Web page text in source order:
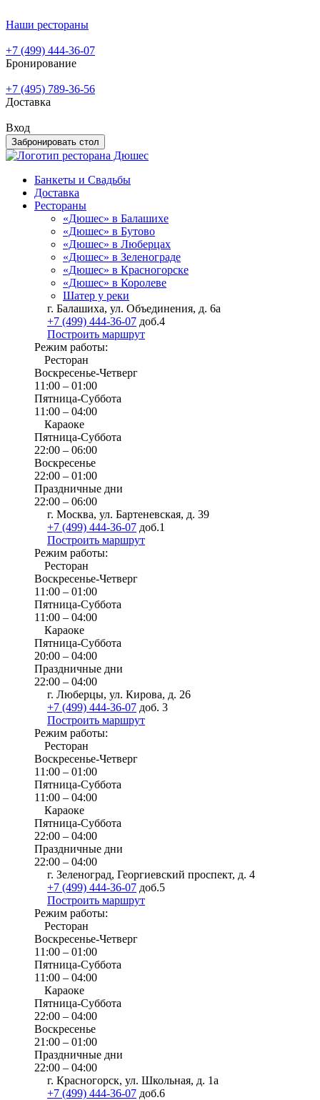
Наши рестораны
+7 (499) 444-36-07
Бронирование
+7 (495) 789-36-56
Доставка
Вход
Забронировать стол
Банкеты и Свадьбы
Доставка
Рестораны
«Дюшес» в Балашихе
«Дюшес» в Бутово
«Дюшес» в Люберцах
«Дюшес» в Зеленограде
«Дюшес» в Красногорске
«Дюшес» в Королеве
Шатер у реки
г. Балашиха, ул. Объединения, д. 6а
+7 (499) 444-36-07 доб.4
Построить маршрут
Режим работы:
Ресторан
Воскресенье-Четверг
11:00 – 01:00
Пятница-Суббота
11:00 – 04:00
Караоке
Пятница-Суббота
22:00 – 06:00
Воскресенье
22:00 – 01:00
Праздничные дни
22:00 – 06:00
г. Москва, ул. Бартеневская, д. 39
+7 (499) 444-36-07 доб.1
Построить маршрут
Режим работы:
Ресторан
Воскресенье-Четверг
11:00 – 01:00
Пятница-Суббота
11:00 – 04:00
Караоке
Пятница-Суббота
20:00 – 04:00
Праздничные дни
22:00 – 04:00
г. Люберцы, ул. Кирова, д. 26
+7 (499) 444-36-07 доб. 3
Построить маршрут
Режим работы:
Ресторан
Воскресенье-Четверг
11:00 – 01:00
Пятница-Суббота
11:00 – 04:00
Караоке
Пятница-Суббота
22:00 – 04:00
Праздничные дни
22:00 – 04:00
г. Зеленоград, Георгиевский проспект, д. 4
+7 (499) 444-36-07 доб.5
Построить маршрут
Режим работы:
Ресторан
Воскресенье-Четверг
11:00 – 01:00
Пятница-Суббота
11:00 – 04:00
Караоке
Пятница-Суббота
22:00 – 04:00
Воскресенье
21:00 – 01:00
Праздничные дни
22:00 – 04:00
г. Красногорск, ул. Школьная, д. 1а
+7 (499) 444-36-07 доб.6